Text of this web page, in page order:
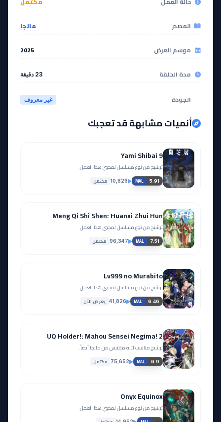
المصدر مانجا
موسم العرض 2025
مدة الحلقة 23 دقيقة
الجودة غير معروف
أنميات مشابهة قد تعجبك
Yami Shibai 9
ترشيح من نوع مسلسل لمحبي هذا العمل.
MAL 5.91
10,826 مكتمل
Meng Qi Shi Shen: Huanxi Zhui Hun
ترشيح من نوع مسلسل لمحبي هذا العمل.
MAL 7.51
96,347 مكتمل
Lv999 no Murabito
ترشيح من نوع مسلسل لمحبي هذا العمل.
MAL 6.46
41,826 يعرض الآن
UQ Holder!: Mahou Sensei Negima! 2
ترشيح مناسب لأنه مقتبس من مانجا أيضاً.
MAL 6.9
75,652 مكتمل
Onyx Equinox
ترشيح من نوع مسلسل لمحبي هذا العمل.